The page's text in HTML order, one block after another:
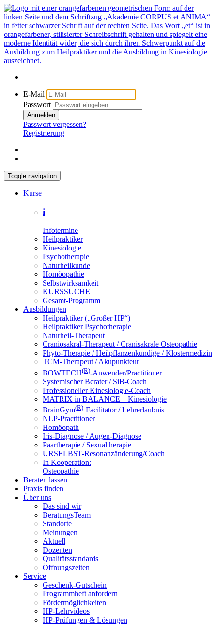
E-Mail
Passwort
Anmelden
Passwort vergessen?
Registrierung
Toggle navigation
Kurse
i
Infotermine
Heilpraktiker
Kinesiologie
Psychotherapie
Naturheilkunde
Homöopathie
Selbstwirksamkeit
KURSSUCHE
Gesamt-Programm
Ausbildungen
Heilpraktiker („Großer HP“)
Heilpraktiker Psychotherapie
Naturheil-Therapeut
Craniosakral-Therapeut / Cranisakrale Osteopathie
Phyto-Therapie / Heilpflanzenkundige / Klostermedizin
TCM-Therapeut / Akupunkteur
BOWTECH(R)-Anwender/Practitioner
Systemischer Berater / SiB-Coach
Professioneller Kinesiologie-Coach
MATRIX in BALANCE – Kinesiologie
BrainGym(R)-Facilitator / Lehrerlaubnis
NLP-Practitioner
Homöopath
Iris-Diagnose / Augen-Diagnose
Paartherapie / Sexualtherapie
URSELBST-Resonanzänderung/Coach
In Kooperation:
Osteopathie
Beraten lassen
Praxis finden
Über uns
Das sind wir
BeratungsTeam
Standorte
Meinungen
Aktuell
Dozenten
Qualitätsstandards
Öffnungszeiten
Service
Geschenk-Gutschein
Programmheft anfordern
Fördermöglichkeiten
HP-Lehrvideos
HP-Prüfungen & Lösungen